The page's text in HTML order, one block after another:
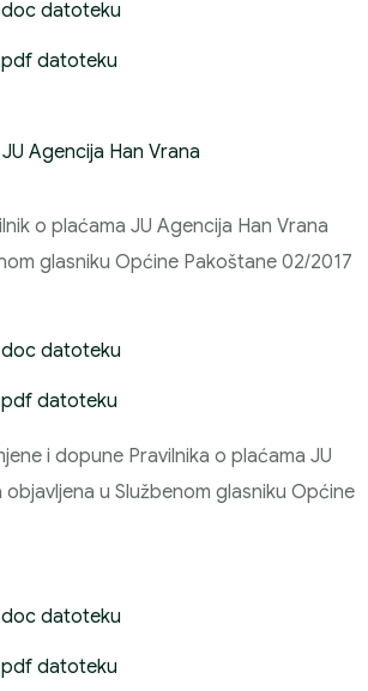
datoteku
datoteku
Agencija Han Vrana
o plaćama JU Agencija Han Vrana
glasniku Općine Pakoštane 02/2017
datoteku
datoteku
i dopune Pravilnika o plaćama JU
u Službenom glasniku Općine
datoteku
datoteku